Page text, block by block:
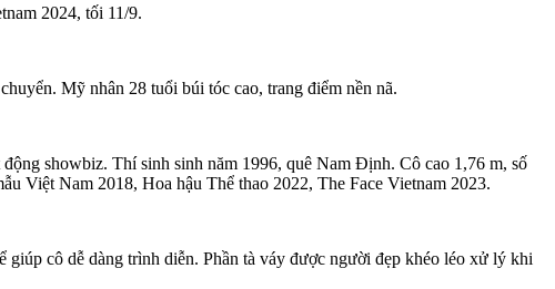
2024, tối 11/9.
Mỹ nhân 28 tuổi búi tóc cao, trang điểm nền nã.
showbiz. Thí sinh sinh năm 1996, quê Nam Định. Cô cao 1,76 m, số
Việt Nam 2018, Hoa hậu Thể thao 2022, The Face Vietnam 2023.
cô dễ dàng trình diễn. Phần tà váy được người đẹp khéo léo xử lý khi